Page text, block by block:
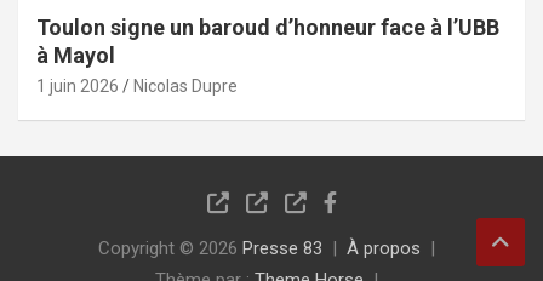
Toulon signe un baroud d’honneur face à l’UBB
à Mayol
1 juin 2026 Nicolas Dupre
Copyright © 2026 Presse 83
À propos